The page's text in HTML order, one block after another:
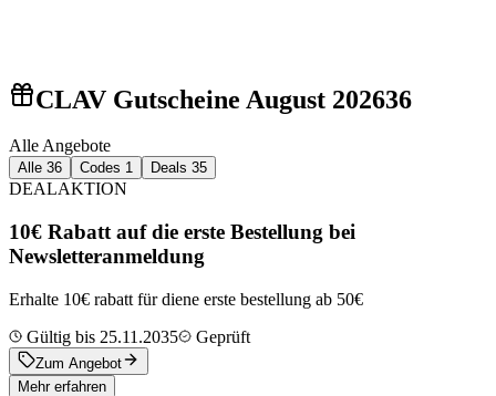
CLAV Gutscheine August 202636
Alle Angebote
Alle 36 Codes 1 Deals 35
DEALAKTION
10€ Rabatt auf die erste Bestellung bei
Newsletteranmeldung
Erhalte 10€ rabatt für diene erste bestellung ab 50€
Gültig bis 25.11.2035
Geprüft
Zum Angebot
Mehr erfahren